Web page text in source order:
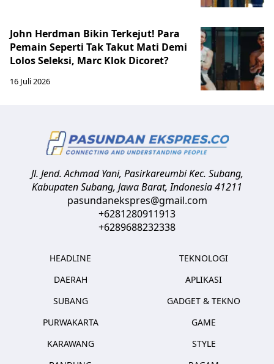
John Herdman Bikin Terkejut! Para
Pemain Seperti Tak Takut Mati Demi
Lolos Seleksi, Marc Klok Dicoret?
16 Juli 2026
Jl. Jend. Achmad Yani, Pasirkareumbi Kec. Subang,
Kabupaten Subang, Jawa Barat,Indonesia41211
pasundanekspres@gmail.com
+6281280911913
+6289688232338
HEADLINE
DAERAH
SUBANG
PURWAKARTA
KARAWANG
TEKNOLOGI
APLIKASI
GADGET & TEKNO
GAME
STYLE